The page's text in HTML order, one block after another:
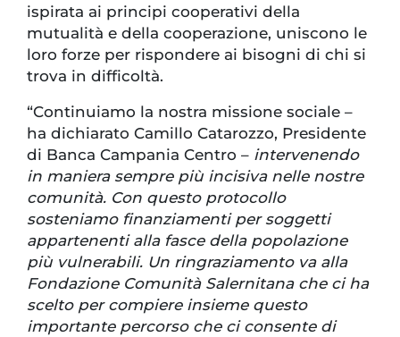
ispirata ai principi cooperativi della
mutualità e della cooperazione, uniscono le
loro forze per rispondere ai bisogni di chi si
trova in difficoltà.
“Continuiamo la nostra missione sociale –
ha dichiarato Camillo Catarozzo, Presidente
di Banca Campania Centro – intervenendo
in maniera sempre più incisiva nelle nostre
comunità. Con questo protocollo
sosteniamo finanziamenti per soggetti
appartenenti alla fasce della popolazione
più vulnerabili. Un ringraziamento va alla
Fondazione Comunità Salernitana che ci ha
scelto per compiere insieme questo
importante percorso che ci consente di